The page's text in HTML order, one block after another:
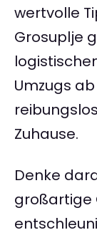
wertvolle
Grosuplje
Umzugs
Zuhause.
Denke
großartige